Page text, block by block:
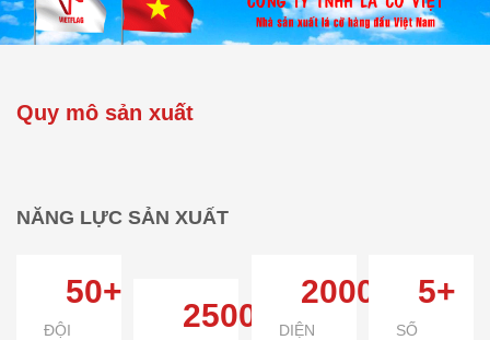
Quy mô sản xuất
NĂNG LỰC SẢN XUẤT
50+
ĐỘI
2500+
2000+
DIỆN
5+
SỐ